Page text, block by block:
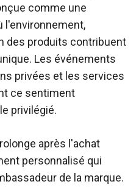
comme une
l'environnement,
des produits contribuent
Les événements
privées et les services
ce sentiment
privilégié.
après l'achat
personnalisé qui
de la marque.